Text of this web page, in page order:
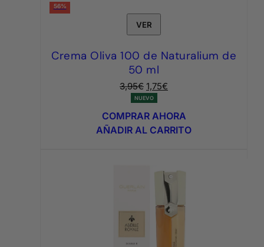
56%
VER
Crema Oliva 100 de Naturalium de
50 ml
3,95€ El
precio
original
era:
1,75€
actual
es:
NUEVO
COMPRAR AHORA
AÑADIR AL CARRITO